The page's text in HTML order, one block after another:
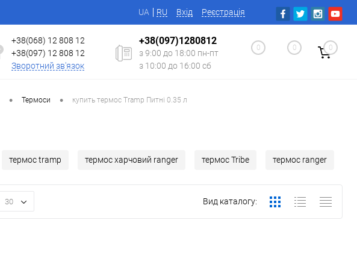
UA RU Вхід Реєстрація
+38(068) 12 808 12
+38(097) 12 808 12
Зворотний зв'язок
+38(097)1280812
з 9:00 до 18:00 пн-пт
з 10:00 до 16:00 сб
0 0 0
• Термоси • купить термос Tramp Питні 0.35 л
термос tramp термос харчовий ranger термос Tribe термос ranger
30 Вид каталогу: